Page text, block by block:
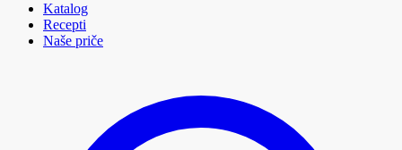
Katalog
Recepti
Naše priče